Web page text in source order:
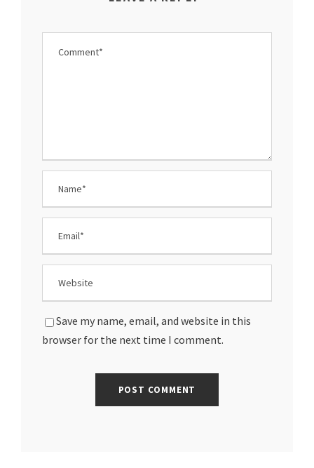
Save my name, email, and website in this
browser for the next time I comment.